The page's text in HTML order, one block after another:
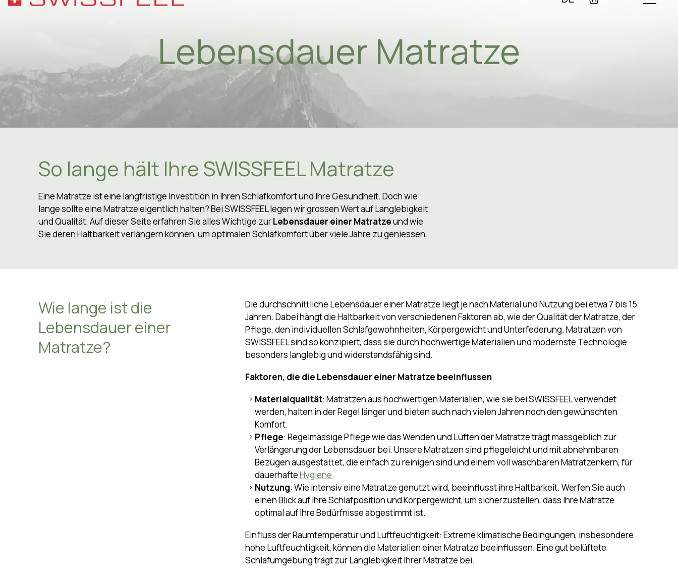
Philosophie
Nachhaltigkeit
Lebensdauer einer Matratze
Sortiment
Über SWISSFEEL
Lebensdauer Matratze
So lange hält Ihre SWISSFEEL Matratze
Eine Matratze ist eine langfristige Investition in Ihren Schlafkomfort und Ihre Gesundheit. Doch wie
lange sollte eine Matratze eigentlich halten? Bei SWISSFEEL legen wir grossen Wert auf Langlebigkeit
und Qualität. Auf dieser Seite erfahren Sie alles Wichtige zurLebensdauer einer Matratzeund wie
Wie lange ist die
Lebensdauer einer
Die durchschnittliche Lebensdauer einer Matratze liegt je nach Material und Nutzung bei etwa 7 bis 15
Jahren. Dabei hängt die Haltbarkeit von verschiedenen Faktoren ab, wie der Qualität der Matratze, der
Pflege, den individuellen Schlafgewohnheiten, Körpergewicht und Unterfederung. Matratzen von
SWISSFEEL sind so konzipiert, dass sie durch hochwertige Materialien und modernste Technologie
besonders langlebig und widerstandsfähig sind.
Faktoren, die die Lebensdauer einer Matratze beeinflussen
Materialqualität : Matratzen aus hochwertigen Materialien, wie sie bei SWISSFEEL verwendet
werden, halten in der Regel länger und bieten auch nach vielen Jahren noch den gewünschten
Komfort.
Pflege: Regelmässige Pflege wie das Wenden und Lüften der Matratze trägt massgeblich zur
Verlängerung der Lebensdauer bei. Unsere Matratzen sind pflegeleicht und mit abnehmbaren
Bezügen ausgestattet, die einfach zu reinigen sind und einem voll waschbaren Matratzenkern, für
dauerhafteHygiene.
Nutzung: Wie intensiv eine Matratze genutzt wird, beeinflusst ihre Haltbarkeit. Werfen Sie auch
einen Blick auf Ihre Schlafposition und Körpergewicht, um sicherzustellen, dass Ihre Matratze
optimal auf Ihre Bedürfnisse abgestimmt ist.
Einfluss der Raumtemperatur und Luftfeuchtigkeit: Extreme klimatische Bedingungen, insbesondere
hohe Luftfeuchtigkeit, können die Materialien einer Matratze beeinflussen. Eine gut belüftete